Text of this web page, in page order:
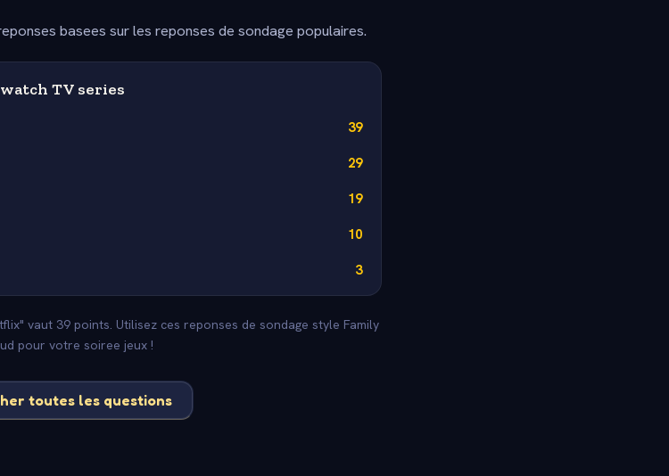
basees sur les reponses de sondage populaires.
TV series
39
29
19
10
3
vaut 39 points. Utilisez ces reponses de sondage style Family
pour votre soiree jeux !
toutes les questions